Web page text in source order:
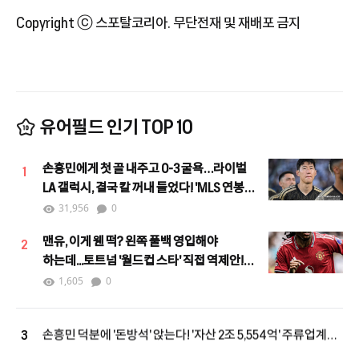
Copyright ⓒ 스포탈코리아. 무단전재 및 재배포 금지
유어필드 인기 TOP 10
1
손흥민에게 첫 골 내주고 0-3 굴욕…라이벌
LA 갤럭시, 결국 칼 꺼내 들었다! 'MLS 연봉
4위' 로사노 영입 임박
31,956 0
2
맨유, 이게 웬 떡? 왼쪽 풀백 영입해야
하는데...토트넘 '월드컵 스타' 직접 역제안!
"새로운 선택지 등장"
1,605 0
3
손흥민 덕분에 '돈방석' 앉는다! '자산 2조 5,554억' 주류업계